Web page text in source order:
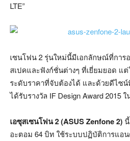
LTE”
เซนโฟน 2 รุ่นใหม่นี้มีเอกลักษณ์ที่การ
สเปคและฟังก์ชั่นต่างๆ ที่เยี่ยมยอด แ
ระดับราคาที่จับต้องได้ และด้วยดีไซ
ได้รับรางวัล IF Design Award 2015
เอซุสเซนโฟน 2 (ASUS Zenfone 2)
อะตอม 64 บิท ใช้ระบบปฏิบัติการแอน